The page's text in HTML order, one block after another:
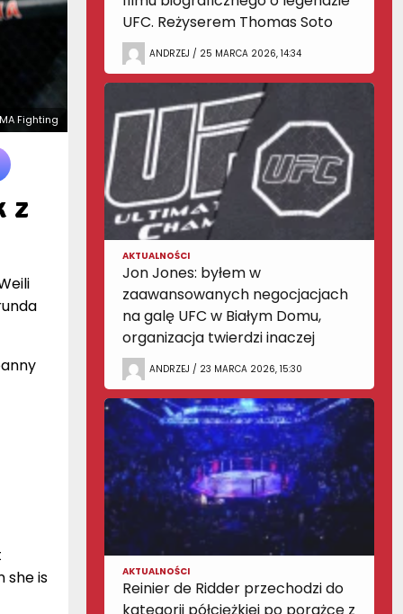
Fighting
z
she is
UFC. Reżyserem Thomas Soto
ANDRZEJ / 25 MARCA 2026, 14:34
AKTUALNOŚCI
Jon Jones: byłem w
zaawansowanych negocjacjach
na galę UFC w Białym Domu,
organizacja twierdzi inaczej
ANDRZEJ / 23 MARCA 2026, 15:30
AKTUALNOŚCI
Reinier de Ridder przechodzi do